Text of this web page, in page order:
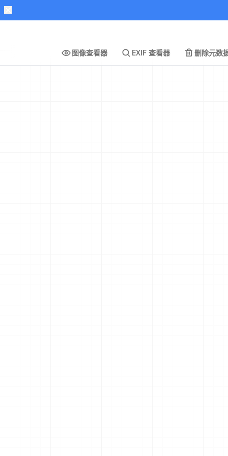
图像查看器 EXIF 查看器 删除元数